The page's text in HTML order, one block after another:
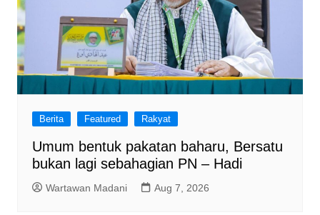
Berita Featured Rakyat
Umum bentuk pakatan baharu, Bersatu
bukan lagi sebahagian PN – Hadi
Wartawan Madani Aug 7, 2026